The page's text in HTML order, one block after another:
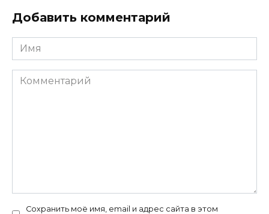
Добавить комментарий
Имя
Комментарий
Сохранить моё имя, email и адрес сайта в этом